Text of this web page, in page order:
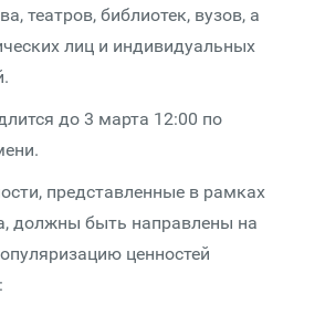
театров, библиотек, вузов, а
лиц и индивидуальных
до 3 марта 12:00 по
представленные в рамках
должны быть направлены на
ценностей